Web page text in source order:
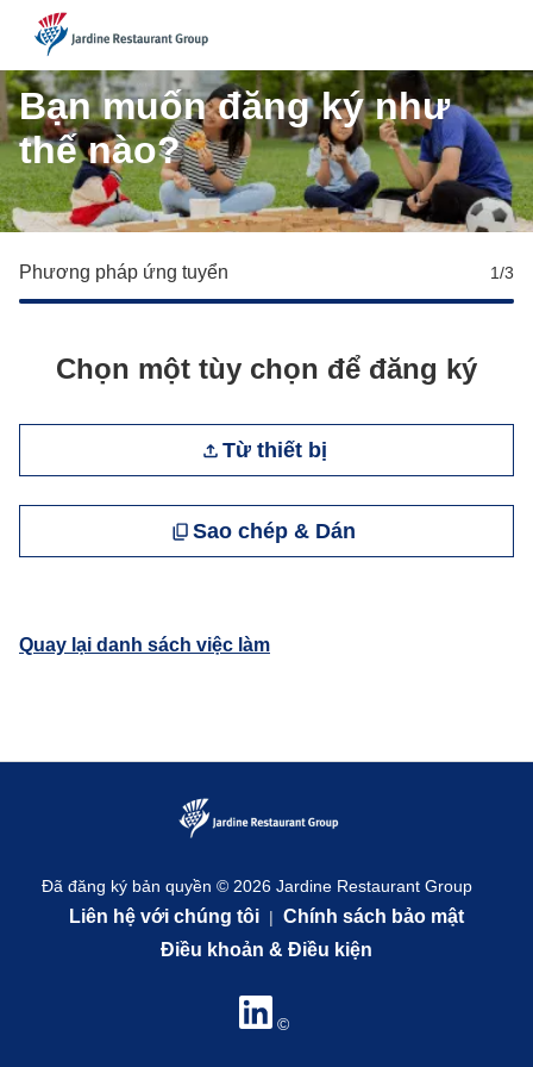
JRG
Bạn muốn đăng ký như
thế nào?
Phương pháp ứng tuyển 1/3
Chọn một tùy chọn để đăng ký
Từ thiết bị
Sao chép & Dán
Quay lại danh sách việc làm
Đã đăng ký bản quyền © 2026 Jardine Restaurant Group
Liên hệ với chúng tôi | Chính sách bảo mật
Điều khoản & Điều kiện
©